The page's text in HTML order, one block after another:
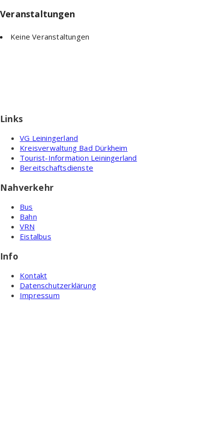
Veranstaltungen
Keine Veranstaltungen
Links
VG Leiningerland
Kreisverwaltung Bad Dürkheim
Tourist-Information Leiningerland
Bereitschaftsdienste
Nahverkehr
Bus
Bahn
VRN
Eistalbus
Info
Kontakt
Datenschutzerklärung
Impressum